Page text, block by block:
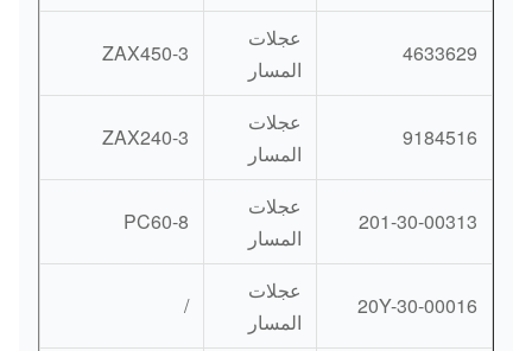
4633629
عجلات
المسار
ZAX450-3
9184516
عجلات
المسار
ZAX240-3
201-30-00313
عجلات
المسار
PC60-8
20Y-30-00016
عجلات
المسار
/